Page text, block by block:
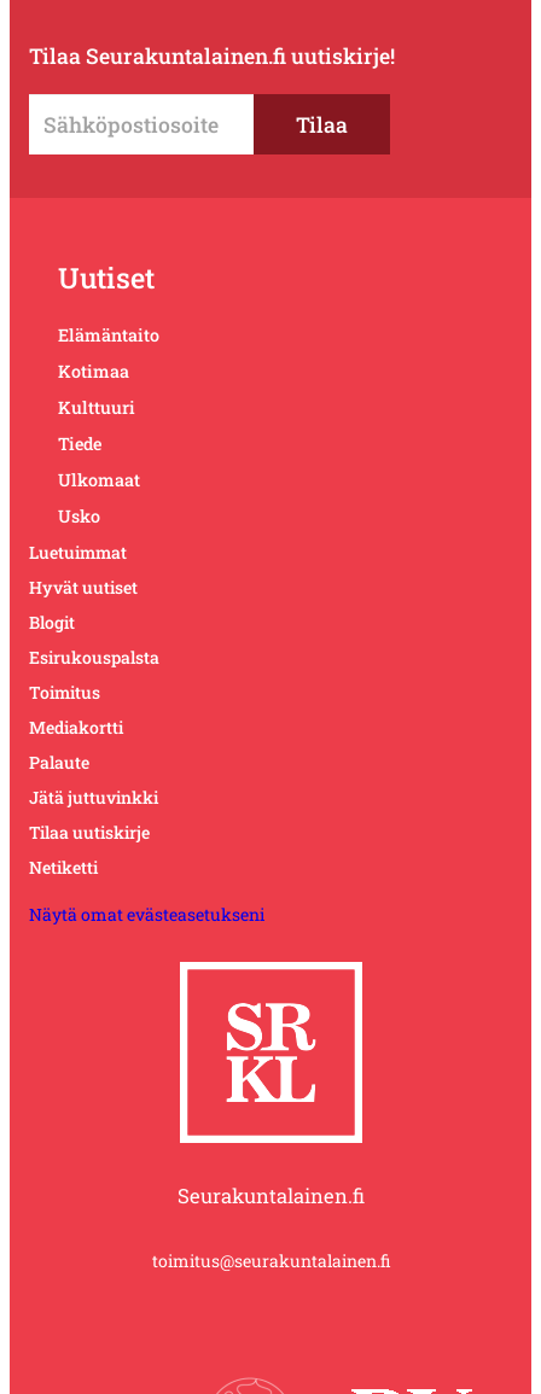
Tilaa Seurakuntalainen.fi uutiskirje!
Uutiset
Elämäntaito
Kotimaa
Kulttuuri
Tiede
Ulkomaat
Usko
Luetuimmat
Hyvät uutiset
Blogit
Esirukouspalsta
Toimitus
Mediakortti
Palaute
Jätä juttuvinkki
Tilaa uutiskirje
Netiketti
Näytä omat evästeasetukseni
Seurakuntalainen.fi
toimitus@seurakuntalainen.fi